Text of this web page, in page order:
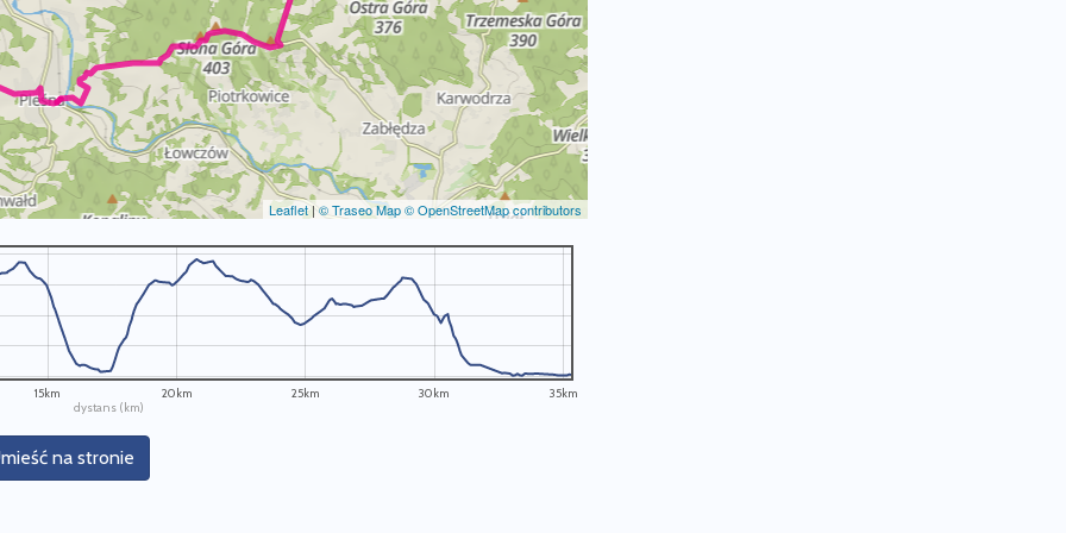
Leaflet | © Traseo Map© OpenStreetMap contributors
dystans (km)
15km 20km 25km 30km 35km
na stronie